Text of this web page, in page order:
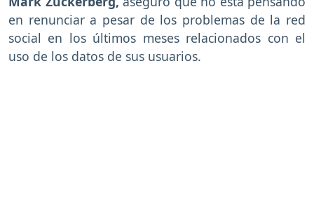
en renunciar a pesar de los problemas de la red
social en los últimos meses relacionados con el
uso de los datos de sus usuarios.